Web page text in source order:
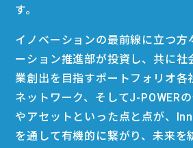
す。
イノベーションの最前線に立つ方
ーション推進部が投資し、共に社
業創出を目指すポートフォリオ各
ネットワーク、そしてJ-POWER
やアセットといった点と点が、
を通して有機的に繋がり、未来